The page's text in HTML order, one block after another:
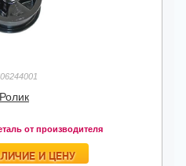
Ролик
от производителя
И ЦЕНУ